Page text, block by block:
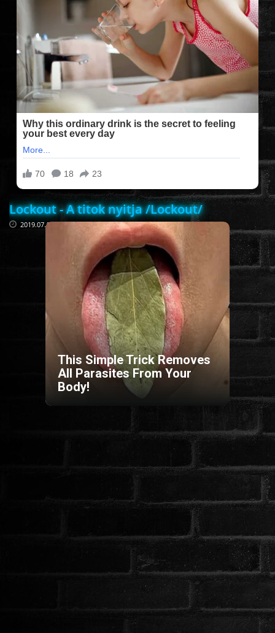
FILMEK (2025-ÖS)
FILMEK (2024-ES)
FILMEK (2023-AS)
FILMEK (2022-ES)
FELIRATOS FILMEK
AKCIÓ
Lockout - A titok nyitja /Lockout/
2019.07.11
This Simple Trick Removes
All Parasites From Your
Body!